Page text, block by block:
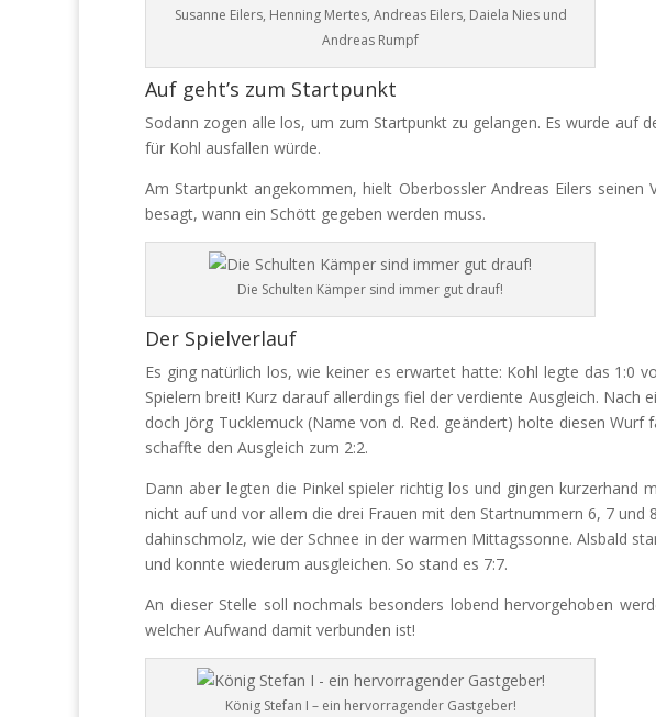
Susanne Eilers, Henning Mertes, Andreas Eilers, Daiela Nies und
Andreas Rumpf
Auf geht’s zum Startpunkt
Sodann zogen alle los, um zum Startpunkt zu gelangen. Es wurde auf
für Kohl ausfallen würde.
Am Startpunkt angekommen, hielt Oberbossler Andreas Eilers
besagt, wann ein Schött gegeben werden muss.
Die Schulten Kämper sind immer gut drauf!
Der Spielverlauf
Es ging natürlich los, wie keiner es erwartet hatte: Kohl legte das 1:0
Spielern breit! Kurz darauf allerdings fiel der verdiente Ausgleich.
doch Jörg Tucklemuck (Name von d. Red. geändert) holte diesen
schaffte den Ausgleich zum 2:2.
Dann aber legten die Pinkel spieler richtig los und gingen
nicht auf und vor allem die drei Frauen mit den Startnummern 6, 7
dahinschmolz, wie der Schnee in der warmen Mittagssonne. Alsbald
und konnte wiederum ausgleichen. So stand es 7:7.
An dieser Stelle soll nochmals besonders lobend hervorgehoben
welcher Aufwand damit verbunden ist!
König Stefan I – ein hervorragender Gastgeber!